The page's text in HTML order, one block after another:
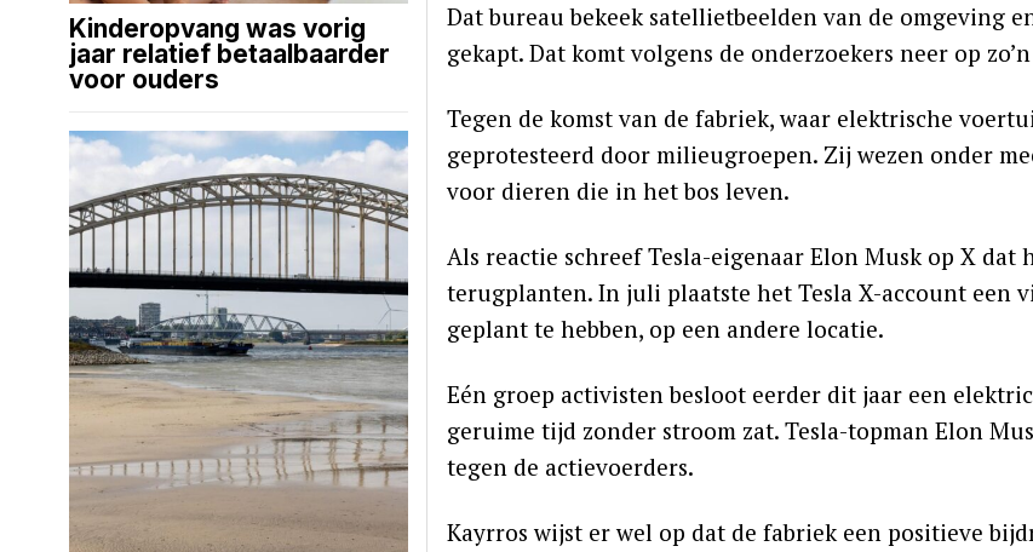
Dat bureau bekeek satellietbeelden van de omgeving
gekapt. Dat komt volgens de onderzoekers neer op
Tegen de komst van de fabriek, waar elektrische
geprotesteerd door milieugroepen. Zij wezen onder
voor dieren die in het bos leven.
Als reactie schreef Tesla-eigenaar Elon Musk op X
terugplanten. In juli plaatste het Tesla X-account een
geplant te hebben, op een andere locatie.
Eén groep activisten besloot eerder dit jaar een
geruime tijd zonder stroom zat. Tesla-topman Elon
tegen de actievoerders.
Kayrros wijst er wel op dat de fabriek een positieve
Kinderopvang was vorig
jaar relatief betaalbaarder
voor ouders